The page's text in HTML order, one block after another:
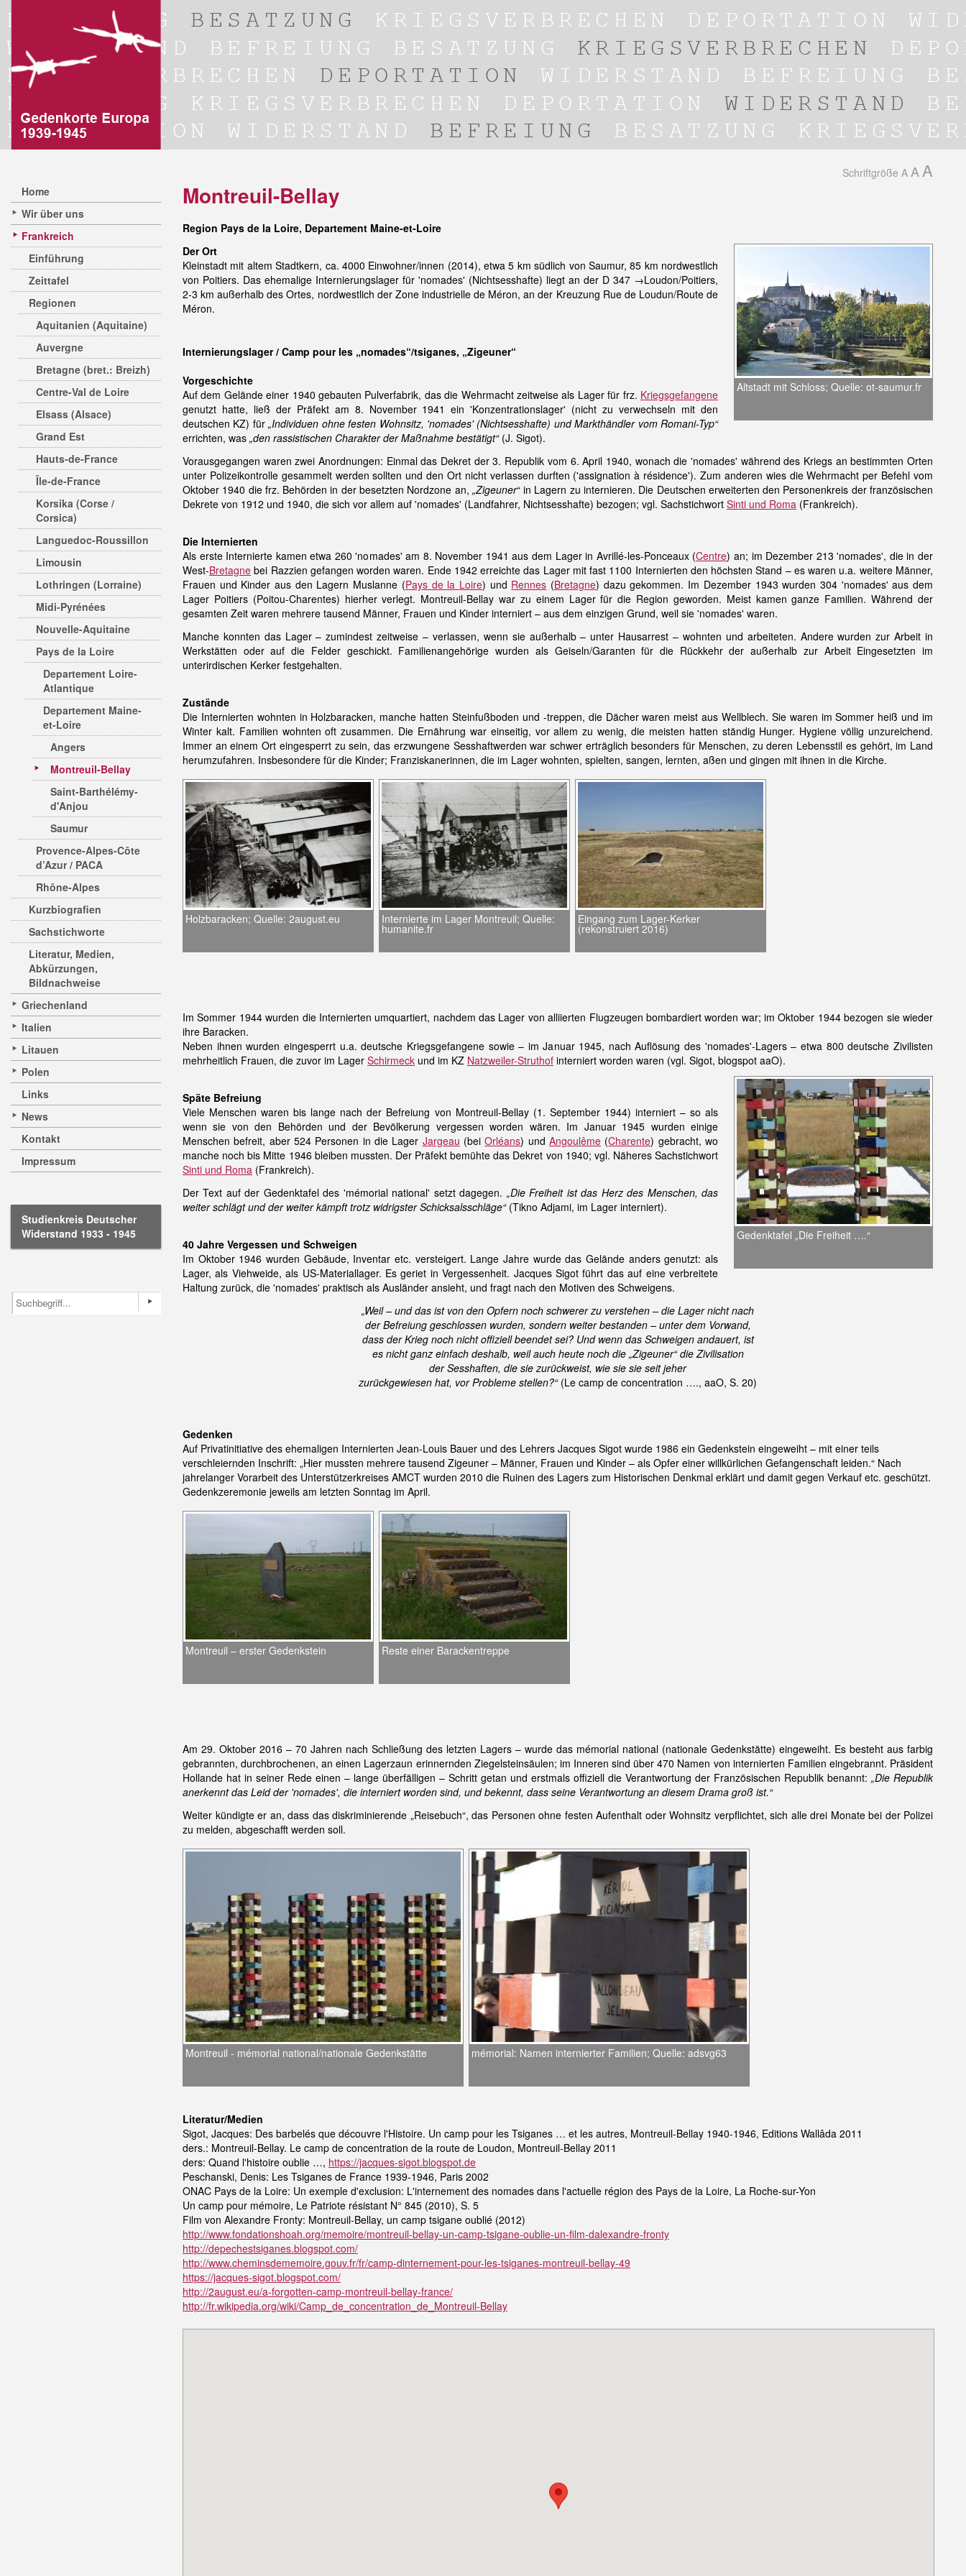
Home
Wir über uns
Frankreich
Einführung
Zeittafel
Regionen
Aquitanien (Aquitaine)
Auvergne
Bretagne (bret.: Breizh)
Centre-Val de Loire
Elsass (Alsace)
Grand Est
Hauts-de-France
Île-de-France
Korsika (Corse /
Corsica)
Languedoc-Roussillon
Limousin
Lothringen (Lorraine)
Midi-Pyrénées
Nouvelle-Aquitaine
Pays de la Loire
Departement Loire-
Atlantique
Departement Maine-
et-Loire
Angers
Montreuil-Bellay
Saint-Barthélémy-
d'Anjou
Saumur
Provence-Alpes-Côte
d’Azur / PACA
Rhône-Alpes
Kurzbiografien
Sachstichworte
Literatur, Medien,
Abkürzungen,
Bildnachweise
Griechenland
Italien
Litauen
Polen
Links
News
Kontakt
Impressum
Studienkreis Deutscher
Widerstand 1933 - 1945
Schriftgröße A A A
Montreuil-Bellay
Region Pays de la Loire, Departement Maine-et-Loire
Altstadt mit Schloss; Quelle: ot-saumur.fr
Der Ort
Kleinstadt mit altem Stadtkern, ca. 4000 Einwohner/innen (2014), etwa 5 km südlich von Saumur, 85 km nordwestlich
von Poitiers. Das ehemalige Internierungslager für 'nomades' (Nichtsesshafte) liegt an der D 347 →Loudon/Poitiers,
2-3 km außerhalb des Ortes, nordwestlich der Zone industrielle de Méron, an der Kreuzung Rue de Loudun/Route de
Méron.
Internierungslager / Camp pour les „nomades“/tsiganes, „Zigeuner“
Vorgeschichte
Auf dem Gelände einer 1940 gebauten Pulverfabrik, das die Wehrmacht zeitweise als Lager für frz. Kriegsgefangene
genutzt hatte, ließ der Präfekt am 8. November 1941 ein 'Konzentrationslager' (nicht zu verwechseln mit den
deutschen KZ) für„Individuen ohne festen Wohnsitz, 'nomades' (Nichtsesshafte) und Markthändler vom Romani-Typ“
errichten, was „den rassistischen Charakter der Maßnahme bestätigt“(J. Sigot).
Vorausgegangen waren zwei Anordnungen: Einmal das Dekret der 3. Republik vom 6. April 1940, wonach die 'nomades' während des Kriegs an bestimmten Orten
unter Polizeikontrolle gesammelt werden sollten und den Ort nicht verlassen durften ('assignation à résidence'). Zum anderen wies die Wehrmacht per Befehl vom
Oktober 1940 die frz. Behörden in der besetzten Nordzone an, „Zigeuner“ in Lagern zu internieren. Die Deutschen erweiterten den Personenkreis der französischen
Dekrete von 1912 und 1940, die sich vor allem auf 'nomades' (Landfahrer, Nichtsesshafte) bezogen; vgl. Sachstichwort Sinti und Roma (Frankreich).
Die Internierten
Als erste Internierte kamen etwa 260 'nomades' am 8. November 1941 aus dem Lager in Avrillé-les-Ponceaux (Centre) an; im Dezember 213 'nomades', die in der
West-Bretagne bei Razzien gefangen worden waren. Ende 1942 erreichte das Lager mit fast 1100 Internierten den höchsten Stand – es waren u.a. weitere Männer,
Frauen und Kinder aus den Lagern Muslanne (Pays de la Loire) und Rennes (Bretagne) dazu gekommen. Im Dezember 1943 wurden 304 'nomades' aus dem
Lager Poitiers (Poitou-Charentes) hierher verlegt. Montreuil-Bellay war zu einem Lager für die Region geworden. Meist kamen ganze Familien. Während der
gesamten Zeit waren mehrere tausend Männer, Frauen und Kinder interniert – aus dem einzigen Grund, weil sie 'nomades' waren.
Manche konnten das Lager – zumindest zeitweise – verlassen, wenn sie außerhalb – unter Hausarrest – wohnten und arbeiteten. Andere wurden zur Arbeit in
Werkstätten oder auf die Felder geschickt. Familienangehörige wurden als Geiseln/Garanten für die Rückkehr der außerhalb zur Arbeit Eingesetzten im
unterirdischen Kerker festgehalten.
Zustände
Die Internierten wohnten in Holzbaracken, manche hatten Steinfußboden und -treppen, die Dächer waren meist aus Wellblech. Sie waren im Sommer heiß und im
Winter kalt. Familien wohnten oft zusammen. Die Ernährung war einseitig, vor allem zu wenig, die meisten hatten ständig Hunger. Hygiene völlig unzureichend.
Immer an einem Ort eingesperrt zu sein, das erzwungene Sesshaftwerden war schwer erträglich besonders für Menschen, zu deren Lebensstil es gehört, im Land
herumzufahren. Insbesondere für die Kinder; Franziskanerinnen, die im Lager wohnten, spielten, sangen, lernten, aßen und gingen mit ihnen in die Kirche.
Holzbaracken; Quelle: 2august.eu Internierte im Lager Montreuil; Quelle:
humanite.fr
Eingang zum Lager-Kerker
(rekonstruiert 2016)
Im Sommer 1944 wurden die Internierten umquartiert, nachdem das Lager von alliierten Flugzeugen bombardiert worden war; im Oktober 1944 bezogen sie wieder
ihre Baracken.
Neben ihnen wurden eingesperrt u.a. deutsche Kriegsgefangene sowie – im Januar 1945, nach Auflösung des 'nomades'-Lagers – etwa 800 deutsche Zivilisten
mehrheitlich Frauen, die zuvor im Lager Schirmeck und im KZ Natzweiler-Struthof interniert worden waren (vgl. Sigot, blogspot aaO).
Gedenktafel „Die Freiheit ….“
Späte Befreiung
Viele Menschen waren bis lange nach der Befreiung von Montreuil-Bellay (1. September 1944) interniert – so als
wenn sie von den Behörden und der Bevölkerung vergessen worden wären. Im Januar 1945 wurden einige
Menschen befreit, aber 524 Personen in die Lager Jargeau (beiOrléans) undAngoulême (Charente) gebracht, wo
manche noch bis Mitte 1946 bleiben mussten. Der Präfekt bemühte das Dekret von 1940; vgl. Näheres Sachstichwort
Sinti und Roma (Frankreich).
Der Text auf der Gedenktafel des 'mémorial national' setzt dagegen. „Die Freiheit ist das Herz des Menschen, das
weiter schlägt und der weiter kämpft trotz widrigster Schicksalsschläge“(Tikno Adjami, im Lager interniert).
40 Jahre Vergessen und Schweigen
Im Oktober 1946 wurden Gebäude, Inventar etc. versteigert. Lange Jahre wurde das Gelände anders genutzt: als
Lager, als Viehweide, als US-Materiallager. Es geriet in Vergessenheit. Jacques Sigot führt das auf eine verbreitete
Haltung zurück, die 'nomades' praktisch als Ausländer ansieht, und fragt nach den Motiven des Schweigens.
„Weil – und das ist von den Opfern noch schwerer zu verstehen – die Lager nicht nach
der Befreiung geschlossen wurden, sondern weiter bestanden – unter dem Vorwand,
dass der Krieg noch nicht offiziell beendet sei? Und wenn das Schweigen andauert, ist
es nicht ganz einfach deshalb, weil auch heute noch die „Zigeuner“ die Zivilisation
der Sesshaften, die sie zurückweist, wie sie sie seit jeher
zurückgewiesen hat, vor Probleme stellen?“(Le camp de concentration …., aaO, S. 20)
Gedenken
Auf Privatinitiative des ehemaligen Internierten Jean-Louis Bauer und des Lehrers Jacques Sigot wurde 1986 ein Gedenkstein eingeweiht – mit einer teils
verschleiernden Inschrift: „Hier mussten mehrere tausend Zigeuner – Männer, Frauen und Kinder – als Opfer einer willkürlichen Gefangenschaft leiden.“ Nach
jahrelanger Vorarbeit des Unterstützerkreises AMCT wurden 2010 die Ruinen des Lagers zum Historischen Denkmal erklärt und damit gegen Verkauf etc. geschützt.
Gedenkzeremonie jeweils am letzten Sonntag im April.
Montreuil – erster Gedenkstein Reste einer Barackentreppe
Am 29. Oktober 2016 – 70 Jahren nach Schließung des letzten Lagers – wurde das mémorial national (nationale Gedenkstätte) eingeweiht. Es besteht aus farbig
gebrannten, durchbrochenen, an einen Lagerzaun erinnernden Ziegelsteinsäulen; im Inneren sind über 470 Namen von internierten Familien eingebrannt. Präsident
Hollande hat in seiner Rede einen – lange überfälligen – Schritt getan und erstmals offiziell die Verantwortung der Französischen Republik benannt: „Die Republik
anerkennt das Leid der 'nomades', die interniert worden sind, und bekennt, dass seine Verantwortung an diesem Drama groß ist.“
Weiter kündigte er an, dass das diskriminierende „Reisebuch“, das Personen ohne festen Aufenthalt oder Wohnsitz verpflichtet, sich alle drei Monate bei der Polizei
zu melden, abgeschafft werden soll.
Montreuil - mémorial national/nationale Gedenkstätte mémorial: Namen internierter Familien; Quelle: adsvg63
Literatur/Medien
Sigot, Jacques: Des barbelés que découvre l'Histoire. Un camp pour les Tsiganes … et les autres, Montreuil-Bellay 1940-1946, Editions Wallâda 2011
ders.: Montreuil-Bellay. Le camp de concentration de la route de Loudon, Montreuil-Bellay 2011
ders: Quand l'histoire oublie …, https://jacques-sigot.blogspot.de
Peschanski, Denis: Les Tsiganes de France 1939-1946, Paris 2002
ONAC Pays de la Loire: Un exemple d'exclusion: L'internement des nomades dans l'actuelle région des Pays de la Loire, La Roche-sur-Yon
Un camp pour mémoire, Le Patriote résistant N° 845 (2010), S. 5
Film von Alexandre Fronty: Montreuil-Bellay, un camp tsigane oublié (2012)
http://www.fondationshoah.org/memoire/montreuil-bellay-un-camp-tsigane-oublie-un-film-dalexandre-fronty
http://depechestsiganes.blogspot.com/
http://www.cheminsdememoire.gouv.fr/fr/camp-dinternement-pour-les-tsiganes-montreuil-bellay-49
https://jacques-sigot.blogspot.com/
http://2august.eu/a-forgotten-camp-montreuil-bellay-france/
http://fr.wikipedia.org/wiki/Camp_de_concentration_de_Montreuil-Bellay